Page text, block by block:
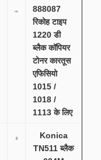
888087
रिकोह टाइप
1220 डी
ब्लैक कॉपियर
टोनर कारतूस
एफिसियो
1015 /
1018 /
1113 के लिए
Konica
TN511 ब्लैक